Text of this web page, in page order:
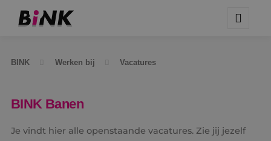
BINK Werken bij Vacatures
BINK Banen
Je vindt hier alle openstaande vacatures. Zie jij jezelf